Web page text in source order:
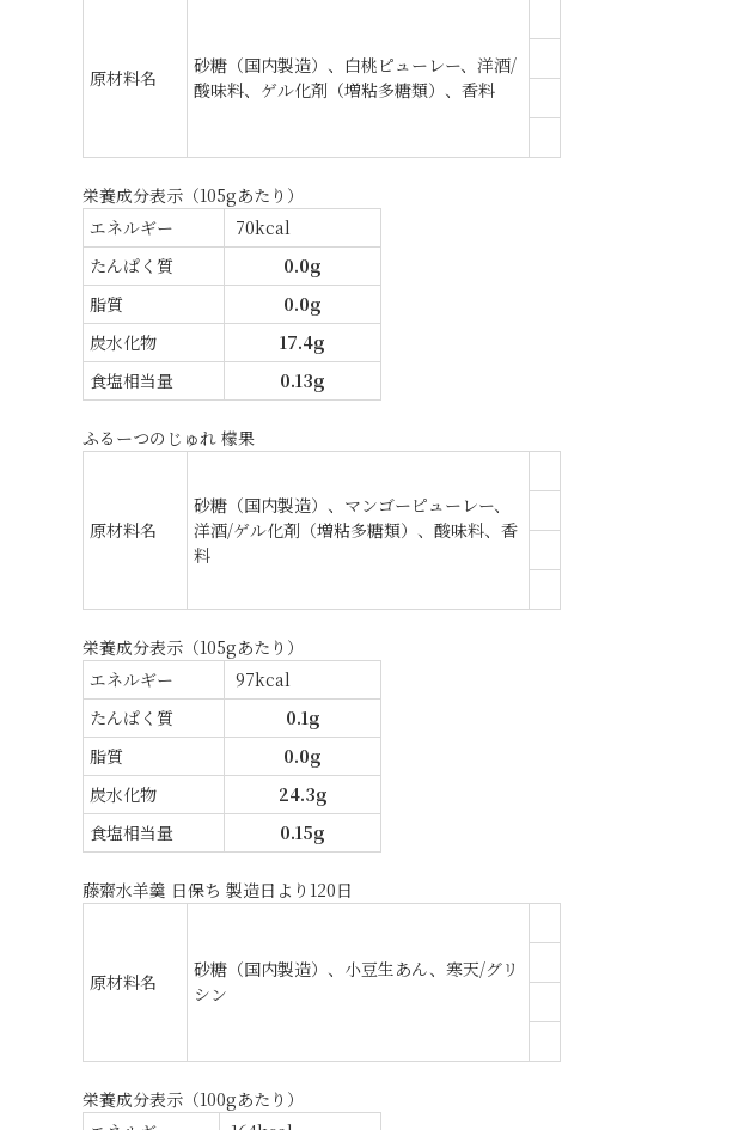
原材料名
砂糖（国内製造）、白桃ピューレー、洋酒/
酸味料、ゲル化剤（増粘多糖類）、香料
栄養成分表示（105gあたり）
エネルギー
70kcal
たんぱく質
0.0g
脂質
0.0g
炭水化物
17.4g
食塩相当量
0.13g
ふるーつのじゅれ 檬果
原材料名
砂糖（国内製造）、マンゴーピューレー、
洋酒/ゲル化剤（増粘多糖類）、酸味料、香
料
栄養成分表示（105gあたり）
エネルギー
97kcal
たんぱく質
0.1g
脂質
0.0g
炭水化物
24.3g
食塩相当量
0.15g
藤齋水羊羹 日保ち 製造日より120日
原材料名
砂糖（国内製造）、小豆生あん、寒天/グリ
シン
栄養成分表示（100gあたり）